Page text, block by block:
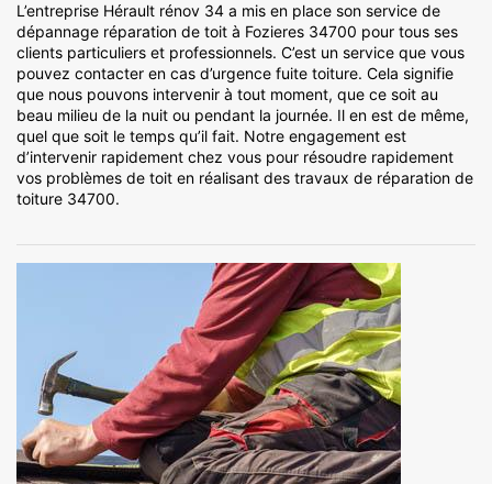
L’entreprise Hérault rénov 34 a mis en place son service de
dépannage réparation de toit à Fozieres 34700 pour tous ses
clients particuliers et professionnels. C’est un service que vous
pouvez contacter en cas d’urgence fuite toiture. Cela signifie
que nous pouvons intervenir à tout moment, que ce soit au
beau milieu de la nuit ou pendant la journée. Il en est de même,
quel que soit le temps qu’il fait. Notre engagement est
d’intervenir rapidement chez vous pour résoudre rapidement
vos problèmes de toit en réalisant des travaux de réparation de
toiture 34700.